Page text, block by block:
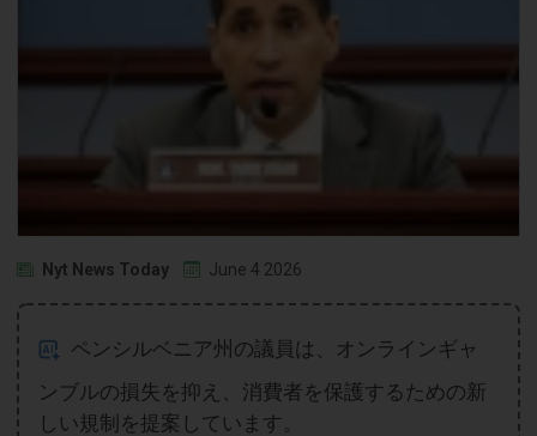
Nyt News Today June 4 2026
ペンシルベニア州の議員は、オンラインギャ
ンブルの損失を抑え、消費者を保護するための新
しい規制を提案しています。